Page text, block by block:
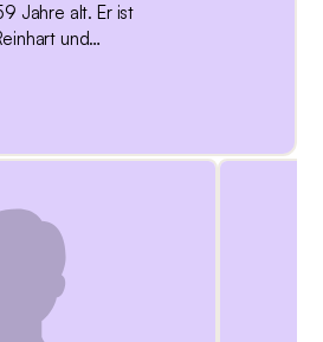
Jahre alt. Er ist
und
über
zu mentalen
Während des
sind auch
seine Mutter